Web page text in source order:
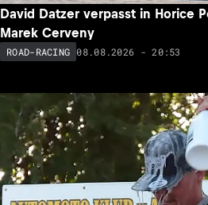
David Datzer verpasst in Horice
Marek Cerveny
ROAD-RACING 08.08.2026 - 20:53